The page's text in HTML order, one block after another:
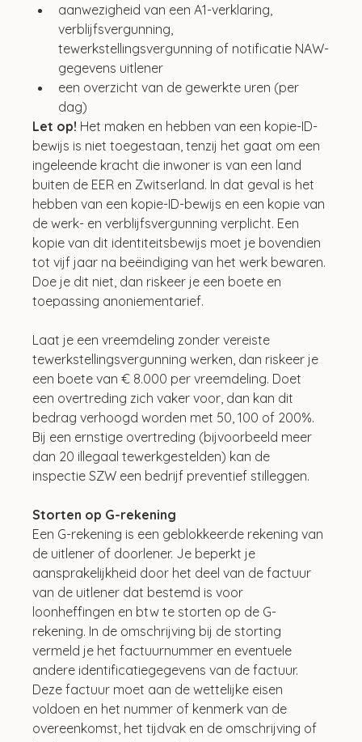
aanwezigheid van een A1-verklaring,
verblijfsvergunning,
tewerkstellingsvergunning of notificatie NAW-
gegevens uitlener
een overzicht van de gewerkte uren (per
dag)
Let op! Het maken en hebben van een kopie-ID-
bewijs is niet toegestaan, tenzij het gaat om een
ingeleende kracht die inwoner is van een land
buiten de EER en Zwitserland. In dat geval is het
hebben van een kopie-ID-bewijs en een kopie van
de werk- en verblijfsvergunning verplicht. Een
kopie van dit identiteitsbewijs moet je bovendien
tot vijf jaar na beëindiging van het werk bewaren.
Doe je dit niet, dan riskeer je een boete en
toepassing anoniementarief.
Laat je een vreemdeling zonder vereiste
tewerkstellingsvergunning werken, dan riskeer je
een boete van € 8.000 per vreemdeling. Doet
een overtreding zich vaker voor, dan kan dit
bedrag verhoogd worden met 50, 100 of 200%.
Bij een ernstige overtreding (bijvoorbeeld meer
dan 20 illegaal tewerkgestelden) kan de
inspectie SZW een bedrijf preventief stilleggen.
Storten op G-rekening
Een G-rekening is een geblokkeerde rekening van
de uitlener of doorlener. Je beperkt je
aansprakelijkheid door het deel van de factuur
van de uitlener dat bestemd is voor
loonheffingen en btw te storten op de G-
rekening. In de omschrijving bij de storting
vermeld je het factuurnummer en eventuele
andere identificatiegegevens van de factuur.
Deze factuur moet aan de wettelijke eisen
voldoen en het nummer of kenmerk van de
overeenkomst, het tijdvak en de omschrijving of